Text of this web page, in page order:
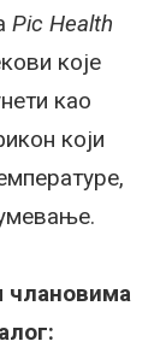
Pic Health
које
као
који
члановима